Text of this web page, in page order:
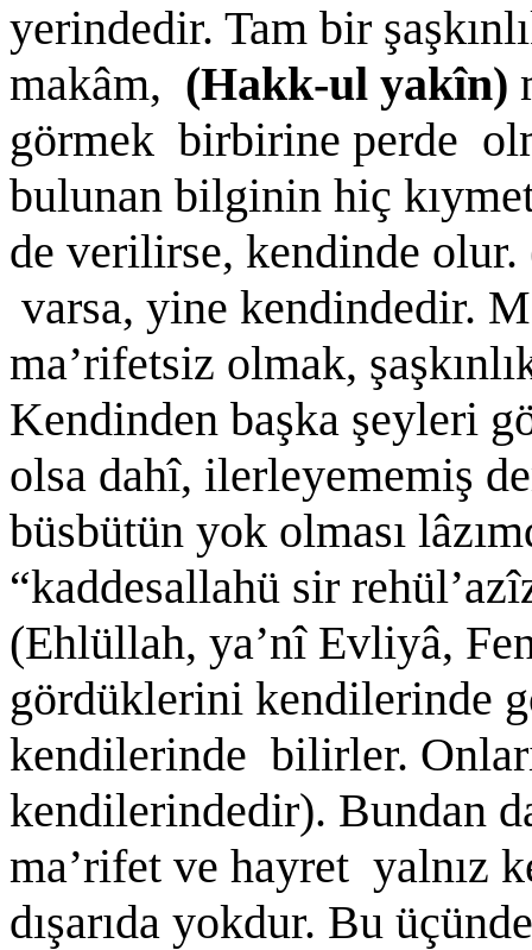
yerindedir. Tam bir
makâm, (Hakk-ul yakîn)
görmek birbirine perde
bulunan bilginin hiç
de verilirse, kendinde olur.
varsa, yine kendindedir.
ma’rifetsiz olmak,
Kendinden başka şeyleri
olsa dahî, ilerleyememiş
büsbütün yok olması
“kaddesallahü sir
(Ehlüllah, ya’nî Evliyâ,
gördüklerini kendilerinde
kendilerinde bilirler.
kendilerindedir). Bundan
ma’rifet ve hayret yalnız
dışarıda yokdur. Bu